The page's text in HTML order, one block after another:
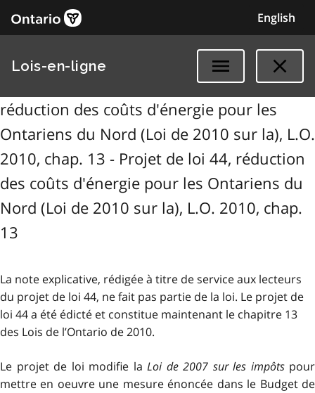
English
Lois-en-ligne
réduction des coûts d'énergie pour les
Ontariens du Nord (Loi de 2010 sur la), L.O.
2010, chap. 13 - Projet de loi 44, réduction
des coûts d'énergie pour les Ontariens du
Nord (Loi de 2010 sur la), L.O. 2010, chap.
13
La note explicative, rédigée à titre de service aux lecteurs
du projet de loi 44, ne fait pas partie de la loi. Le projet de
loi 44 a été édicté et constitue maintenant le chapitre 13
des Lois de l’Ontario de 2010.
Le projet de loi modifie la Loi de 2007 sur les impôtspour
mettre en oeuvre une mesure énoncée dans le Budget de